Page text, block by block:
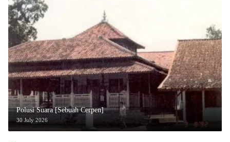
Polusi Suara [Sebuah Cerpen]
30 July 2026